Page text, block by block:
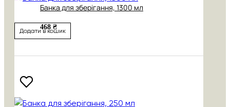
Банка для зберігання, 1300 мл
468 ₴
Додати в кошик